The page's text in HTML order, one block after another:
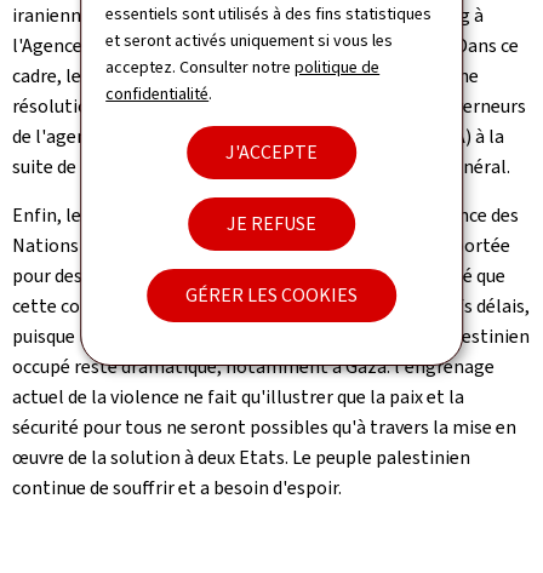
essentiels sont utilisés à des fins statistiques
et seront activés uniquement si vous les
acceptez. Consulter notrepolitique de
confidentialité.
J'ACCEPTE
JE REFUSE
GÉRER LES COOKIES
iranienne, il a réaffirmé le soutien total du Luxembourg à
l'Agence internationale de l'énergie atomique (AIEA). Dans ce
cadre, le Luxembourg a notamment voté en faveur d'une
résolution la semaine dernière lors du conseil des gouverneurs
de l'agence internationale de l'énergie atomique (AIEA) à la
suite de la publication d'un rapport de son directeur général.
Enfin, le ministre est également revenu sur la conférence des
Nations Unies sur la solution à deux États, qui a été reportée
pour des raisons logistiques et sécuritaires. Il a souligné que
cette conférence doit être organisée dans les plus brefs délais,
puisque la situation sur le terrain dans le Territoire palestinien
occupé reste dramatique, notamment à Gaza: l'engrenage
actuel de la violence ne fait qu'illustrer que la paix et la
sécurité pour tous ne seront possibles qu'à travers la mise en
œuvre de la solution à deux Etats. Le peuple palestinien
continue de souffrir et a besoin d'espoir.